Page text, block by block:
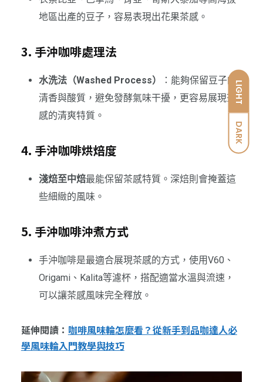
LIGHT
DARK
地區出產的豆子，容易表現出花果茶感。
3. 手沖咖啡處理法
水洗法（Washed Process）
：能夠保留豆子的
清香與酸質，避免發酵氣味干擾，更容易展現茶
感的清爽特質。
4. 手沖咖啡烘焙度
淺焙至中焙最能保留茶感特質。深焙則會掩蓋這
些細緻的風味。
5. 手沖咖啡沖煮方式
手沖咖啡是最適合展現茶感的方式，使用V60、
Origami、Kalita等濾杯，搭配適當水溫與流速，
可以讓茶感風味完全釋放。
延伸閱讀： 咖啡風味輪怎麼看？從新手到品咖達人必
學風味輪入門教學與技巧